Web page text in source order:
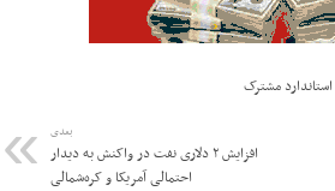
بر سر ۵۰ فقره استاندارد مشترک
بعدی
افزایش ۲ دلاری نفت در واکنش به دیدار
احتمالی آمریکا و کره‌شمالی